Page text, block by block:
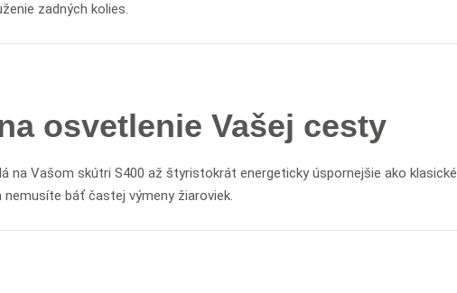
zadných kolies.
osvetlenie Vašej cesty
na Vašom skútri S400 až štyristokrát energeticky úspornejšie ako klasické
nemusíte báť častej výmeny žiaroviek.